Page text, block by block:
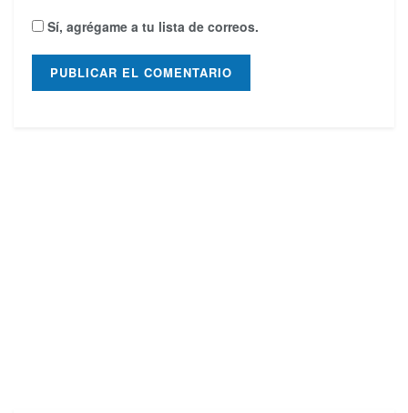
Sí, agrégame a tu lista de correos.